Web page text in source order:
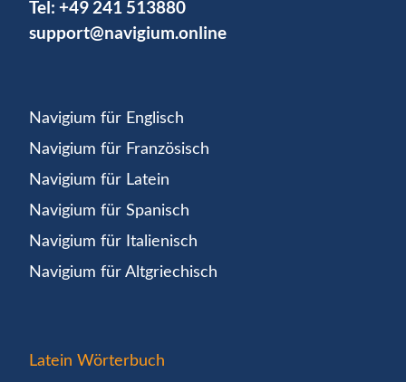
Tel: +49 241 513880
support@navigium.online
Navigium für Englisch
Navigium für Französisch
Navigium für Latein
Navigium für Spanisch
Navigium für Italienisch
Navigium für Altgriechisch
Latein Wörterbuch